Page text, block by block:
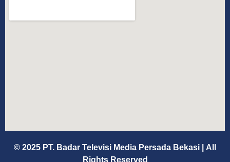
© 2025 PT. Badar Televisi Media Persada Bekasi
All
Rights Reserved